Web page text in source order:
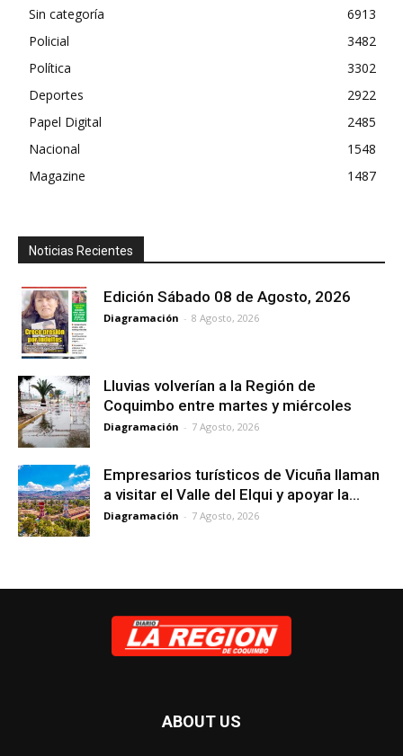
Sin categoría
6913
Policial
3482
Política
3302
Deportes
2922
Papel Digital
2485
Nacional
1548
Magazine
1487
Noticias Recientes
Edición Sábado 08 de Agosto, 2026
Diagramación - 8 Agosto, 2026
Lluvias volverían a la Región de
Coquimbo entre martes y miércoles
Diagramación - 7 Agosto, 2026
Empresarios turísticos de Vicuña llaman
a visitar el Valle del Elqui y apoyar la...
Diagramación - 7 Agosto, 2026
ABOUT US